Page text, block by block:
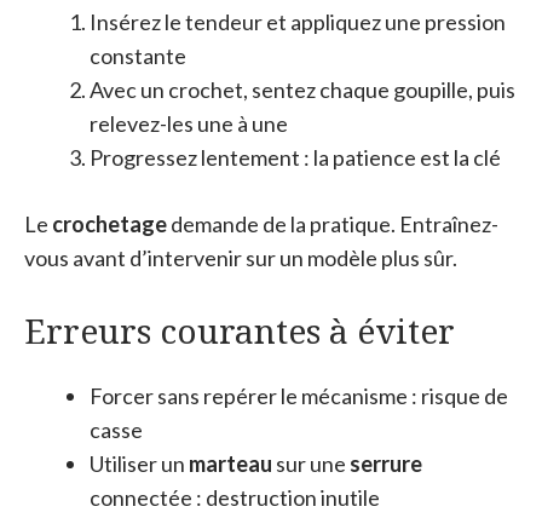
Insérez le tendeur et appliquez une pression
constante
Avec un crochet, sentez chaque goupille, puis
relevez-les une à une
Progressez lentement : la patience est la clé
Le crochetagedemande de la pratique. Entraînez-
vous avant d’intervenir sur un modèle plus sûr.
Erreurs courantes à éviter
Forcer sans repérer le mécanisme : risque de
casse
Utiliser un marteau sur une serrure
connectée : destruction inutile